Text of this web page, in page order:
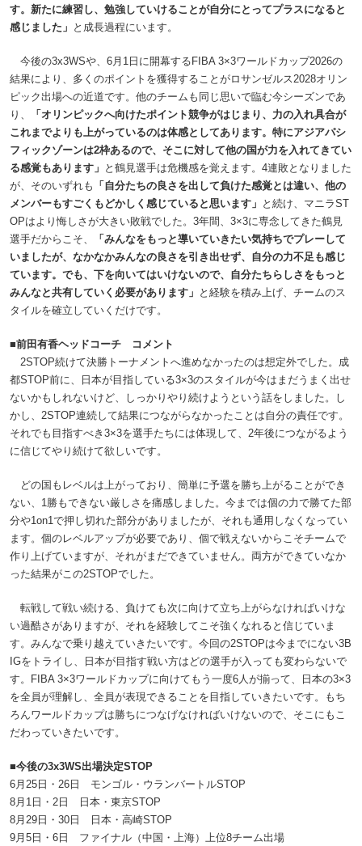
す。新たに練習し、勉強していけることが自分にとってプラスになると
感じました」 と成長過程にいます。
今後の3x3WSや、6月1日に開幕するFIBA 3×3ワールドカップ2026の
結果により、多くのポイントを獲得することがロサンゼルス2028オリン
ピック出場への近道です。他のチームも同じ思いで臨む今シーズンであ
り、
「オリンピックへ向けたポイント競争がはじまり、力の入れ具合が
これまでよりも上がっているのは体感としてあります。特にアジアパシ
フィックゾーンは2枠あるので、そこに対して他の国が力を入れてきてい
る感覚もあります」 と鶴見選手は危機感を覚えます。4連敗となりました
が、そのいずれも 「自分たちの良さを出して負けた感覚とは違い、他の
メンバーもすごくもどかしく感じていると思います」 と続け、マニラST
OPはより悔しさが大きい敗戦でした。3年間、3×3に専念してきた鶴見
選手だからこそ、
「みんなをもっと導いていきたい気持ちでプレーして
いましたが、なかなかみんなの良さを引き出せず、自分の力不足も感じ
ています。でも、下を向いてはいけないので、自分たちらしさをもっと
みんなと共有していく必要があります」 と経験を積み上げ、チームのス
タイルを確立していくだけです。
■前田有香ヘッドコーチ コメント
2STOP続けて決勝トーナメントへ進めなかったのは想定外でした。成
都STOP前に、日本が目指している3×3のスタイルが今はまだうまく出せ
ないかもしれないけど、しっかりやり続けようという話をしました。し
かし、2STOP連続して結果につながらなかったことは自分の責任です。
それでも目指すべき3×3を選手たちには体現して、2年後につながるよう
に信じてやり続けて欲しいです。
どの国もレベルは上がっており、簡単に予選を勝ち上がることができ
ない、1勝もできない厳しさを痛感しました。今までは個の力で勝てた部
分や1on1で押し切れた部分がありましたが、それも通用しなくなってい
ます。個のレベルアップが必要であり、個で戦えないからこそチームで
作り上げていますが、それがまだできていません。両方ができていなか
った結果がこの2STOPでした。
転戦して戦い続ける、負けても次に向けて立ち上がらなければいけな
い過酷さがありますが、それを経験してこそ強くなれると信じていま
す。みんなで乗り越えていきたいです。今回の2STOPは今までにない3B
IGをトライし、日本が目指す戦い方はどの選手が入っても変わらないで
す。FIBA 3×3ワールドカップに向けてもう一度6人が揃って、日本の3×3
を全員が理解し、全員が表現できることを目指していきたいです。もち
ろんワールドカップは勝ちにつなげなければいけないので、そこにもこ
だわっていきたいです。
■今後の3x3WS出場決定STOP
6月25日・26日 モンゴル・ウランバートルSTOP
8月1日・2日 日本・東京STOP
8月29日・30日 日本・高崎STOP
9月5日・6日 ファイナル（中国・上海）上位8チーム出場